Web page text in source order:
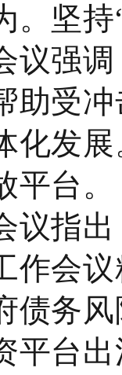
。坚
强调，
助受
化发
平台。
指出，
作会
债务
平台